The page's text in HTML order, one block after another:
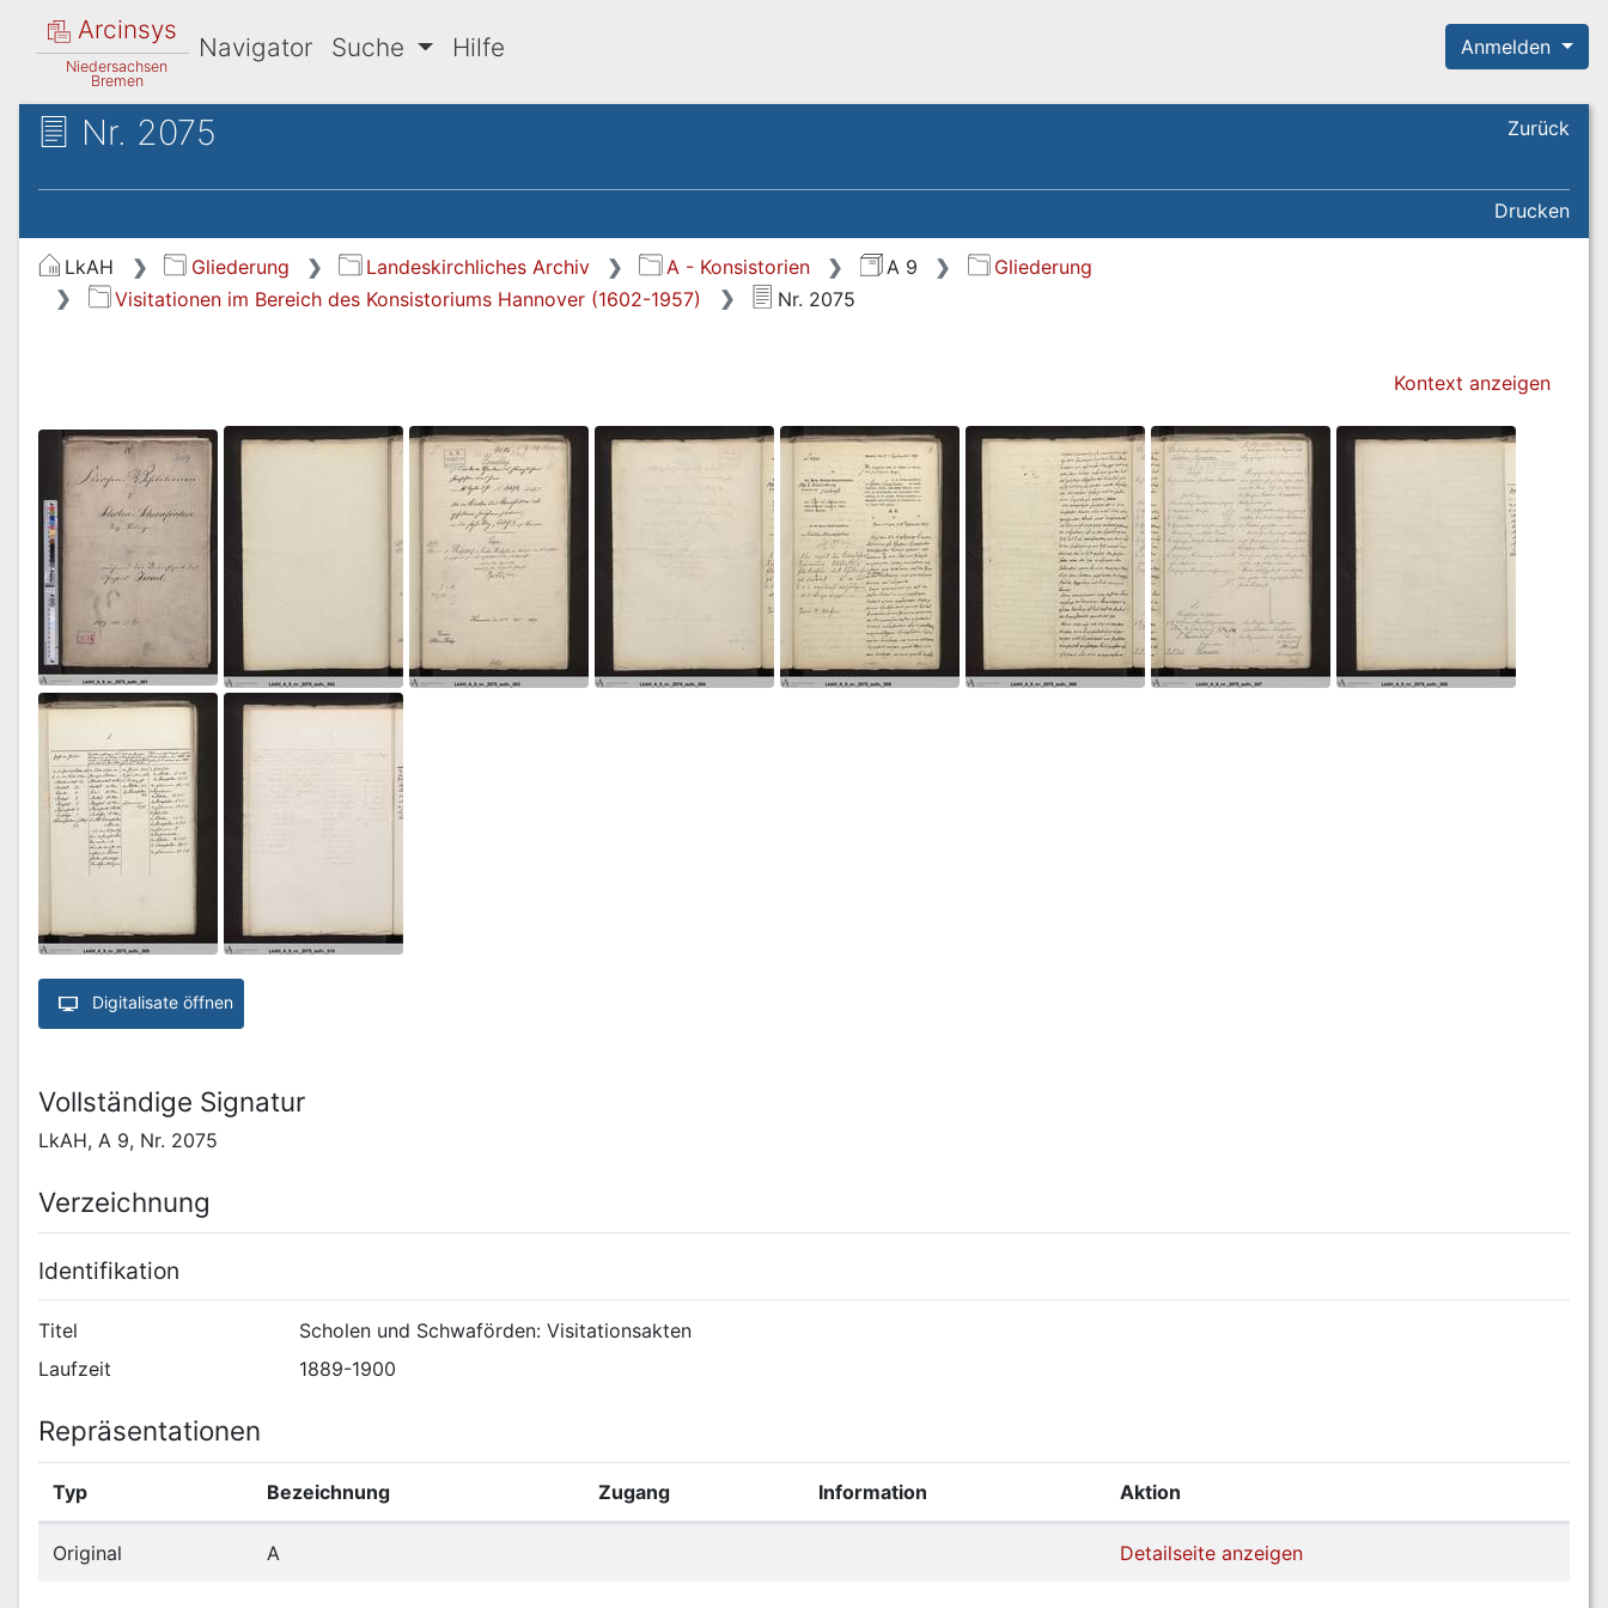
Arcinsys
Niedersachsen
Bremen
Navigator Suche Hilfe Anmelden
Nr. 2075 Zurück
Drucken
LkAH Gliederung Landeskirchliches Archiv A - Konsistorien A 9
Gliederung
Visitationen im Bereich des Konsistoriums Hannover (1602-1957)
Nr. 2075
Kontext anzeigen
Digitalisate öffnen
Vollständige Signatur
LkAH, A 9, Nr. 2075
Verzeichnung
Identifikation
Titel
Scholen und Schwaförden: Visitationsakten
Laufzeit
1889-1900
Repräsentationen
Typ Bezeichnung Zugang Information Aktion
Original A Detailseite anzeigen